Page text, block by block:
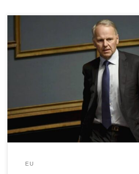
Ministeri: EU yrittää murentaa
Lepän mukaan Suomen poliittisen
hallituksen määrittelemien tavoitteiden
Euroopan unionissa […]
EU